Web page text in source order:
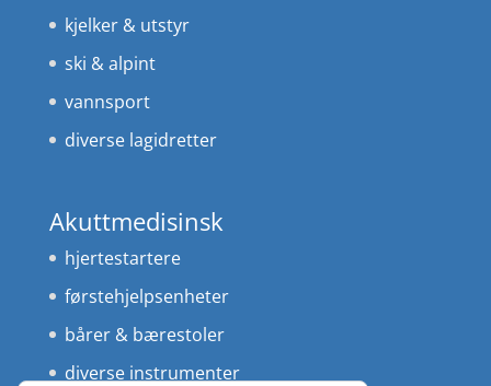
kjelker & utstyr
ski & alpint
vannsport
diverse lagidretter
Akuttmedisinsk
hjertestartere
førstehjelpsenheter
bårer & bærestoler
diverse instrumenter